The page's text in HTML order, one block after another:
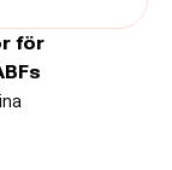
för